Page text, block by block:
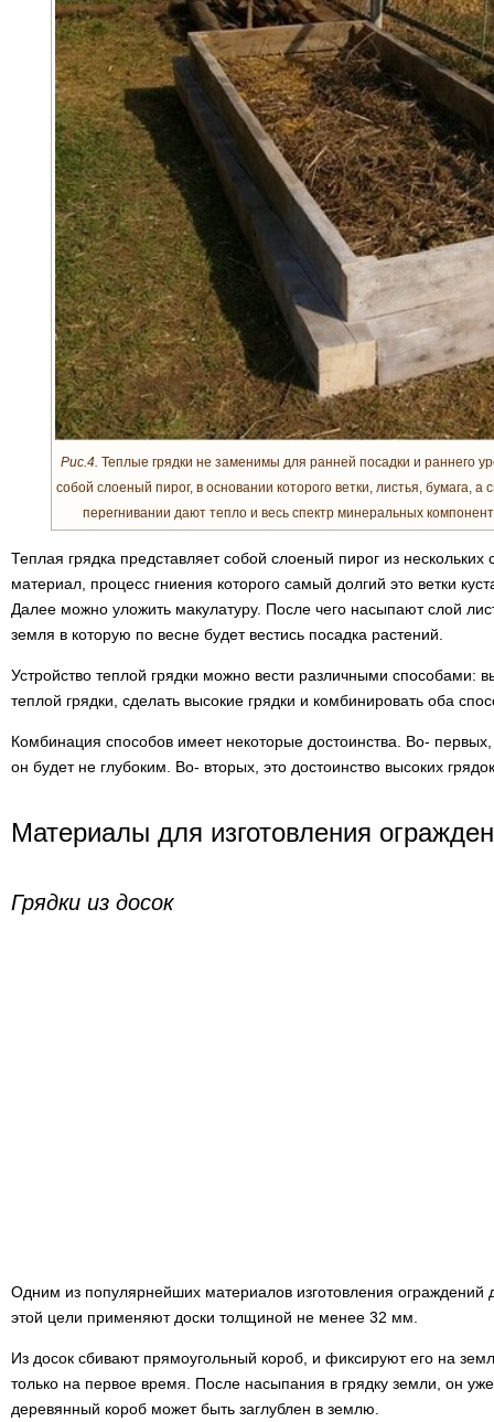
Рис.4. Теплые грядки не заменимы для ранней посадки и раннего
собой слоеный пирог, в основании которого ветки, листья, бумага,
перегнивании дают тепло и весь спектр минеральных
Теплая грядка представляет собой слоеный пирог из
материал, процесс гниения которого самый долгий это ветки
Далее можно уложить макулатуру. После чего насыпают слой
земля в которую по весне будет вестись посадка растений.
Устройство теплой грядки можно вести различными способами:
теплой грядки, сделать высокие грядки и комбинировать оба
Комбинация способов имеет некоторые достоинства. Во-
он будет не глубоким. Во- вторых, это достоинство высоких
Материалы для изготовления
Грядки из досок
Одним из популярнейших материалов изготовления ограждений
этой цели применяют доски толщиной не менее 32 мм.
Из досок сбивают прямоугольный короб, и фиксируют его на
только на первое время. После насыпания в грядку земли, он
деревянный короб может быть заглублен в землю.